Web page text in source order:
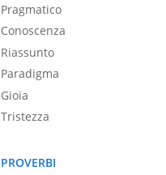
Pragmatico
Conoscenza
Riassunto
Paradigma
Gioia
Tristezza
PROVERBI